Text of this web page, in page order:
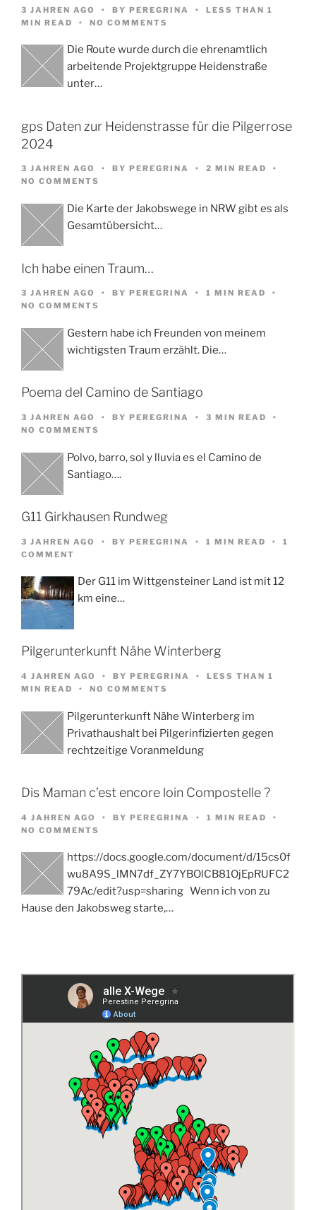
3 JAHREN AGO BY PEREGRINA
LESS THAN 1
MIN READ
NO COMMENTS
Die Route wurde durch die ehrenamtlich
arbeitende Projektgruppe Heidenstraße
unter…
gps Daten zur Heidenstrasse für die Pilgerrose
2024
3 JAHREN AGO BY PEREGRINA
2 MIN READ
NO COMMENTS
Die Karte der Jakobswege in NRW gibt es als
Gesamtübersicht…
Ich habe einen Traum…
3 JAHREN AGO BY PEREGRINA
1 MIN READ
NO COMMENTS
Gestern habe ich Freunden von meinem
wichtigsten Traum erzählt. Die…
Poema del Camino de Santiago
3 JAHREN AGO BY PEREGRINA
3 MIN READ
NO COMMENTS
Polvo, barro, sol y lluvia es el Camino de
Santiago….
G11 Girkhausen Rundweg
3 JAHREN AGO BY PEREGRINA 1 MIN READ
1
COMMENT
Der G11 im Wittgensteiner Land ist mit 12
km eine…
Pilgerunterkunft Nähe Winterberg
4 JAHREN AGO BY PEREGRINA
LESS THAN 1
MIN READ
NO COMMENTS
Pilgerunterkunft Nähe Winterberg im
Privathaushalt bei Pilgerinfizierten gegen
rechtzeitige Voranmeldung
Dis Maman c’est encore loin Compostelle ?
4 JAHREN AGO BY PEREGRINA
1 MIN READ
NO COMMENTS
https://docs.google.com/document/d/15cs0f
wu8A9S_lMN7df_ZY7YBOlCB81OjEpRUFC2
79Ac/edit?usp=sharing Wenn ich von zu
Hause den Jakobsweg starte,…